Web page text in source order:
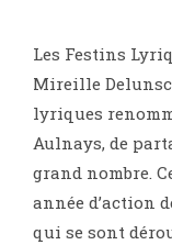
Les Festins
Mireille
lyriques
Aulnays, de
grand nombre.
année d’action
qui se sont